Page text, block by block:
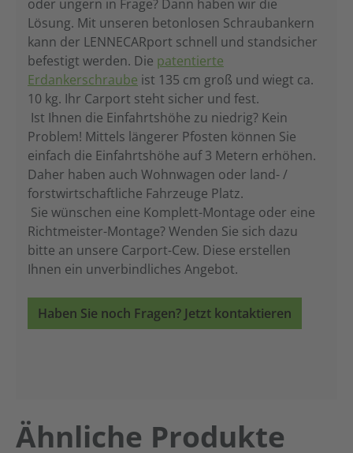
oder ungern in Frage? Dann haben wir die
Lösung. Mit unseren betonlosen Schraubankern
kann der LENNECARport schnell und standsicher
befestigt werden. Die patentierte
Erdankerschraube ist 135 cm groß und wiegt ca.
10 kg. Ihr Carport steht sicher und fest.
Ist Ihnen die Einfahrtshöhe zu niedrig? Kein
Problem! Mittels längerer Pfosten können Sie
einfach die Einfahrtshöhe auf 3 Metern erhöhen.
Daher haben auch Wohnwagen oder land- /
forstwirtschaftliche Fahrzeuge Platz.
Sie wünschen eine Komplett-Montage oder eine
Richtmeister-Montage? Wenden Sie sich dazu
bitte an unsere Carport-Cew. Diese erstellen
Ihnen ein unverbindliches Angebot.
Haben Sie noch Fragen? Jetzt kontaktieren
Produktgalerie überspringen
Ähnliche Produkte